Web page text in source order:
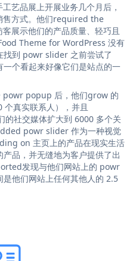
艺品展上开展业务几个月后，
售方式。他们required the
展示他们的产品质量、轻巧且
Theme for WordPress 没有
找到 powr slider 之前尝试了
个看起来好像它们是站点的一
popup 后，他们grow 的
真实联系人），并且
社交媒体扩大到 6000 多个关
powr slider 作为一种视觉
on 主页上的产品在现实生活
品，并无缝地为客户提供了出
发现与他们网站上的 powr
他们网站上任何其他人的 2.5